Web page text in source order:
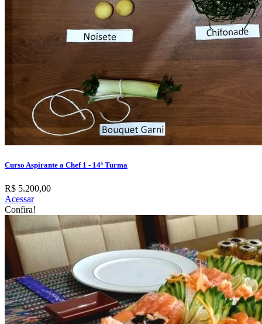
Curso Aspirante a Chef 1 - 14ª Turma
R$ 5.200,00
Acessar
Confira!